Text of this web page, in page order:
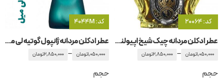
کد: 20064
عطر ادکلن مردانه چیک شیخ اپیولنت شیخ کلاسیک شماره 77
1,050,000تومان –
2,850,000تومان
حجم
کد: 4044M
عطر ادکلن مردانه ژانپول گوتیه لی میل
1,050,000تومان –
2,850,000تومان
حجم